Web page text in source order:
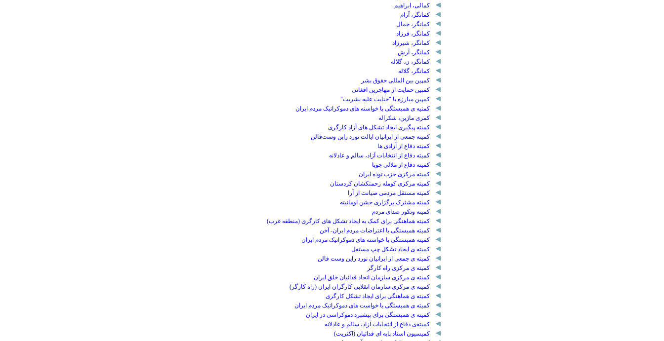
کمالی، ابراهیم
کمانگر، آرام
کمانگر، جمال
کمانگر، فرزاد
کمانگر، شیرزاد
کمانگر، آرش
کمانگر، ن. گلاله
کمانگر، گلاله
کمپین بین المللی حقوق بشر
کمپین حمایت از مهاجرین افغانی
کمپین مبارزه با "جنایت علیه بشریت"
کمتیه ی همبستگی با خواسته های دموکراتیک مردم ایران
کمری ماژین، شکراله
کمیته پیگیری ایجاد تشکل های آزاد کارگری
کمیته جمعی از ایرانیان ایالت نورد راین وست‌فالن
کمیته دفاع از آزادی ها
کمیته دفاع از انتخابات آزاد، سالم و عادلانه
کمیته دفاع از ملالی جویا
کمیته مرکزی حزب توده ایران
کمیته مرکزی کومله زحمتکشان کردستان
کمیته مستقل مردمی صیانت از آرا
کمیته مشترک برگزاری جشن اومانیته
کمیته ونکور صدای مردم
کمیته هماهنگی برای کمک به ایجاد تشکل های کارگری (منطقه غرب)
کمیته همبستگی با اعتراضات مردم ایران- آخن
کمیته همبستگی با خواسته های دموکراتیک مردم ایران
کمیته ی ایجاد تشکل چپ مستقل
کمیته ی جمعی از ایرانیان نورد راین وست فالن
کمیته ی مرکزی راه کارگر
کمیته ی مرکزی سازمان اتحاد فدائیان خلق ایران
کمیته ی مرکزی سازمان انقلابی کارگران ایران (راه کارگر)
کمیته ی هماهنگی برای ایجاد تشکل کارگری
کمیته ی همبستگی با خواست های دموکراتیک مردم ایران
کمیته ی همبستگی برای پیشبرد دموکراسی در ایران
کمیته‌ی دفاع از انتخابات آزاد، سالم و عادلانه
کمیسیون اسناد پایه ای فدائیان (اکثریت)